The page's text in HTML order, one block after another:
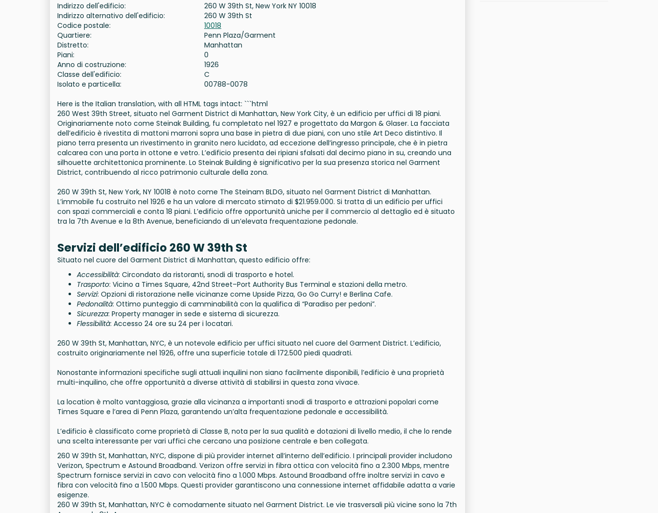
Indirizzo dell'edificio:
260 W 39th St, New York NY 10018
Indirizzo alternativo dell'edificio:
260 W 39th St
Codice postale:
10018
Quartiere:
Penn Plaza/Garment
Distretto:
Manhattan
Piani:
0
Anno di costruzione:
1926
Classe dell'edificio:
C
Isolato e particella:
00788-0078
Here is the Italian translation, with all HTML tags intact: ```html
260 West 39th Street, situato nel Garment District di Manhattan, New York City, è un edificio per uffici di 18 piani.
Originariamente noto come Steinak Building, fu completato nel 1927 e progettato da Margon & Glaser. La facciata
dell’edificio è rivestita di mattoni marroni sopra una base in pietra di due piani, con uno stile Art Deco distintivo. Il
piano terra presenta un rivestimento in granito nero lucidato, ad eccezione dell’ingresso principale, che è in pietra
calcarea con una porta in ottone e vetro. L’edificio presenta dei ripiani sfalsati dal decimo piano in su, creando una
silhouette architettonica prominente. Lo Steinak Building è significativo per la sua presenza storica nel Garment
District, contribuendo al ricco patrimonio culturale della zona.
260 W 39th St, New York, NY 10018 è noto come The Steinam BLDG, situato nel Garment District di Manhattan.
L’immobile fu costruito nel 1926 e ha un valore di mercato stimato di $21.959.000. Si tratta di un edificio per uffici
con spazi commerciali e conta 18 piani. L’edificio offre opportunità uniche per il commercio al dettaglio ed è situato
tra la 7th Avenue e la 8th Avenue, beneficiando di un’elevata frequentazione pedonale.
Servizi dell’edificio 260 W 39th St
Situato nel cuore del Garment District di Manhattan, questo edificio offre:
Accessibilità: Circondato da ristoranti, snodi di trasporto e hotel.
Trasporto: Vicino a Times Square, 42nd Street–Port Authority Bus Terminal e stazioni della metro.
Servizi: Opzioni di ristorazione nelle vicinanze come Upside Pizza, Go Go Curry! e Berlina Cafe.
Pedonalità: Ottimo punteggio di camminabilità con la qualifica di “Paradiso per pedoni”.
Sicurezza: Property manager in sede e sistema di sicurezza.
Flessibilità: Accesso 24 ore su 24 per i locatari.
260 W 39th St, Manhattan, NYC, è un notevole edificio per uffici situato nel cuore del Garment District. L’edificio,
costruito originariamente nel 1926, offre una superficie totale di 172.500 piedi quadrati.
Nonostante informazioni specifiche sugli attuali inquilini non siano facilmente disponibili, l’edificio è una proprietà
multi-inquilino, che offre opportunità a diverse attività di stabilirsi in questa zona vivace.
La location è molto vantaggiosa, grazie alla vicinanza a importanti snodi di trasporto e attrazioni popolari come
Times Square e l’area di Penn Plaza, garantendo un’alta frequentazione pedonale e accessibilità.
L’edificio è classificato come proprietà di Classe B, nota per la sua qualità e dotazioni di livello medio, il che lo rende
una scelta interessante per vari uffici che cercano una posizione centrale e ben collegata.
260 W 39th St, Manhattan, NYC, dispone di più provider internet all’interno dell’edificio. I principali provider includono
Verizon, Spectrum e Astound Broadband. Verizon offre servizi in fibra ottica con velocità fino a 2.300 Mbps, mentre
Spectrum fornisce servizi in cavo con velocità fino a 1.000 Mbps. Astound Broadband offre inoltre servizi in cavo e
fibra con velocità fino a 1.500 Mbps. Questi provider garantiscono una connessione internet affidabile adatta a varie
esigenze.
260 W 39th St, Manhattan, NYC è comodamente situato nel Garment District. Le vie trasversali più vicine sono la 7th